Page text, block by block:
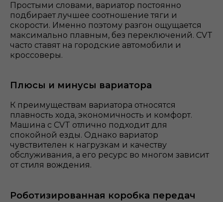
Простыми словами, вариатор постоянно
подбирает лучшее соотношение тяги и
скорости. Именно поэтому разгон ощущается
максимально плавным, без переключений. CVT
часто ставят на городские автомобили и
кроссоверы.
Плюсы и минусы вариатора
К преимуществам вариатора относятся
плавность хода, экономичность и комфорт.
Машина с CVT отлично подходит для
спокойной езды. Однако вариатор
чувствителен к нагрузкам и качеству
обслуживания, а его ресурс во многом зависит
от стиля вождения.
Роботизированная коробка передач